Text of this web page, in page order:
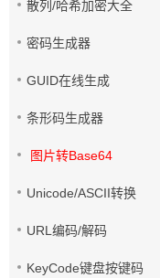
散列/哈希加密大全
密码生成器
GUID在线生成
条形码生成器
图片转Base64
Unicode/ASCII转换
URL编码/解码
KeyCode键盘按键码